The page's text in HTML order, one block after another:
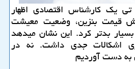
یك كارشناس اقتصادی اظهار
قیمت بنزین، وضعیت معیشت
بدتر كرد. این نشان میدهد
اشكالات جدی داشت. نه در
به دست آوردیم